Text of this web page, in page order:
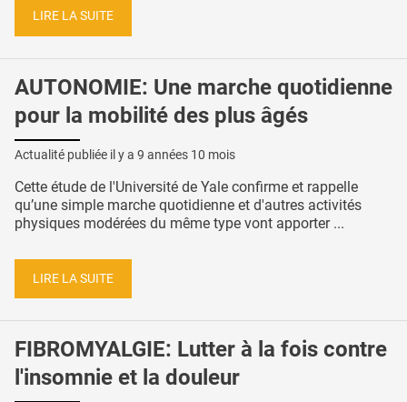
LIRE LA SUITE
AUTONOMIE: Une marche quotidienne
pour la mobilité des plus âgés
Actualité publiée il y a 9 années 10 mois
Cette étude de l'Université de Yale confirme et rappelle
qu’une simple marche quotidienne et d'autres activités
physiques modérées du même type vont apporter ...
LIRE LA SUITE
FIBROMYALGIE: Lutter à la fois contre
l'insomnie et la douleur